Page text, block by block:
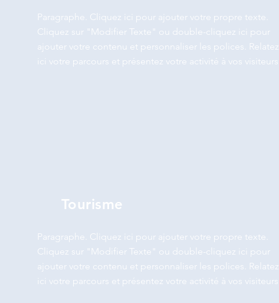
Paragraphe. Cliquez ici pour ajouter votre propre texte.
Cliquez sur "Modifier Texte" ou double-cliquez ici pour
ajouter votre contenu et personnaliser les polices. Relatez
ici votre parcours et présentez votre activité à vos visiteurs.
Tourisme
Paragraphe. Cliquez ici pour ajouter votre propre texte.
Cliquez sur "Modifier Texte" ou double-cliquez ici pour
ajouter votre contenu et personnaliser les polices. Relatez
ici votre parcours et présentez votre activité à vos visiteurs.